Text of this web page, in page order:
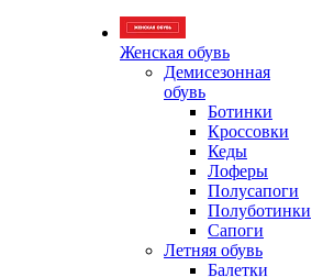
Женская обувь
Демисезонная
обувь
Ботинки
Кроссовки
Кеды
Лоферы
Полусапоги
Полуботинки
Сапоги
Летняя обувь
Балетки